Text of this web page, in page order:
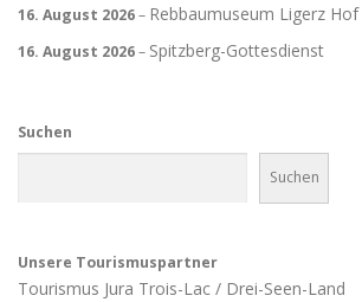
16. August 2026– Rebbaumuseum Ligerz Hof
16. August 2026– Spitzberg-Gottesdienst
Suchen
Suchen
Unsere Tourismuspartner
Tourismus Jura Trois-Lac / Drei-Seen-Land